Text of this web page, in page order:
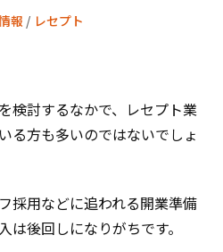
報 / レセプト
検討するなかで、レセプト業
る方も多いのではないでしょ
採用などに追われる開業準備
は後回しになりがちです。